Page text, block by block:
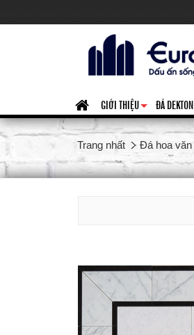
+
GIỚI THIỆU ĐÁ DEKTON
Trang nhất Đá hoa văn